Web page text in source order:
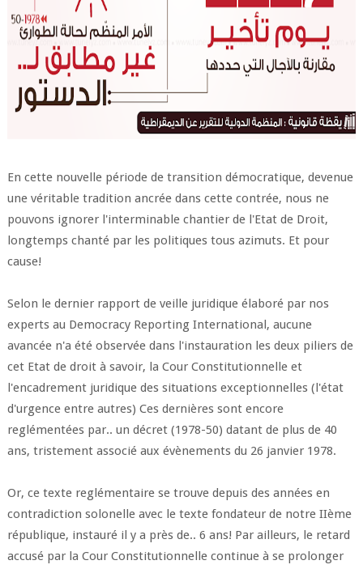
En cette nouvelle période de transition démocratique, devenue
une véritable tradition ancrée dans cette contrée, nous ne
pouvons ignorer l'interminable chantier de l'Etat de Droit,
longtemps chanté par les politiques tous azimuts. Et pour
cause!
Selon le dernier rapport de veille juridique élaboré par nos
experts au Democracy Reporting International, aucune
avancée n'a été observée dans l'instauration les deux piliers de
cet Etat de droit à savoir, la Cour Constitutionnelle et
l'encadrement juridique des situations exceptionnelles (l'état
d'urgence entre autres) Ces dernières sont encore
reglémentées par.. un décret (1978-50) datant de plus de 40
ans, tristement associé aux évènements du 26 janvier 1978.
Or, ce texte reglémentaire se trouve depuis des années en
contradiction solonelle avec le texte fondateur de notre IIème
république, instauré il y a près de.. 6 ans! Par ailleurs, le retard
accusé par la Cour Constitutionnelle continue à se prolonger